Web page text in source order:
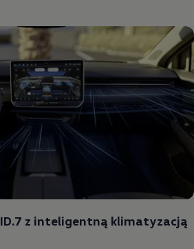
ID.7 z inteligentną klimatyzacją